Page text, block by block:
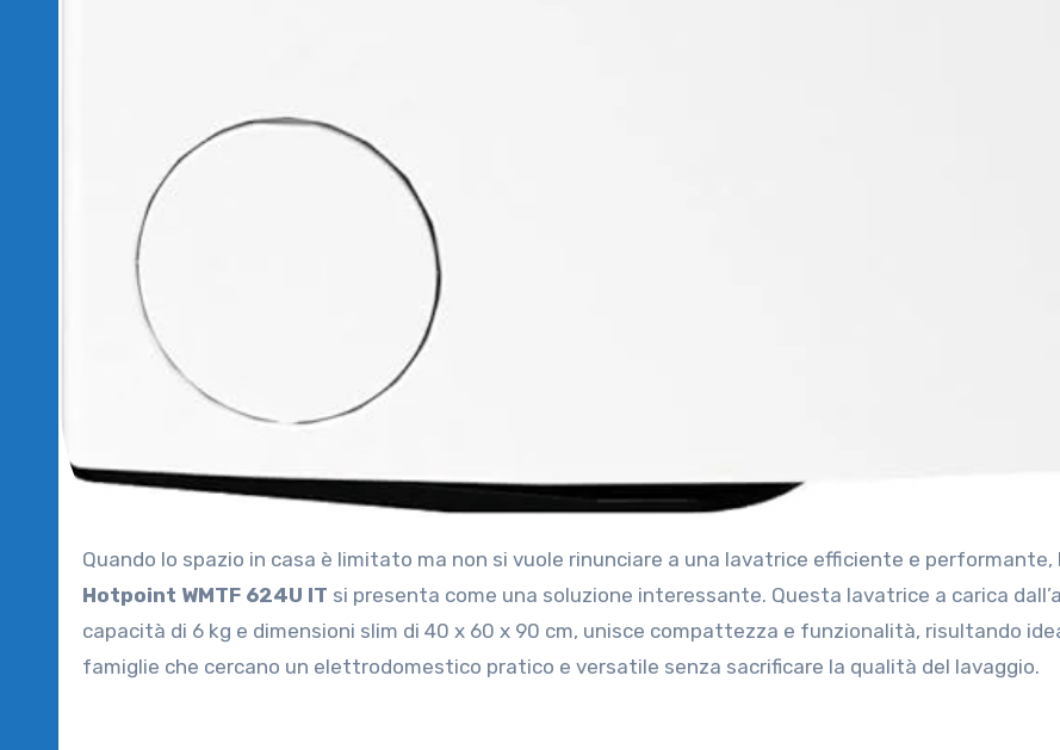
Quando lo spazio in casa è limitato ma non si vuole rinunciare a una lavatrice efficiente e performante,
Hotpoint WMTF 624U IT si presenta come una soluzione interessante. Questa lavatrice a carica
capacità di 6 kg e dimensioni slim di 40 x 60 x 90 cm, unisce compattezza e funzionalità, risultando
famiglie che cercano un elettrodomestico pratico e versatile senza sacrificare la qualità del lavaggio.